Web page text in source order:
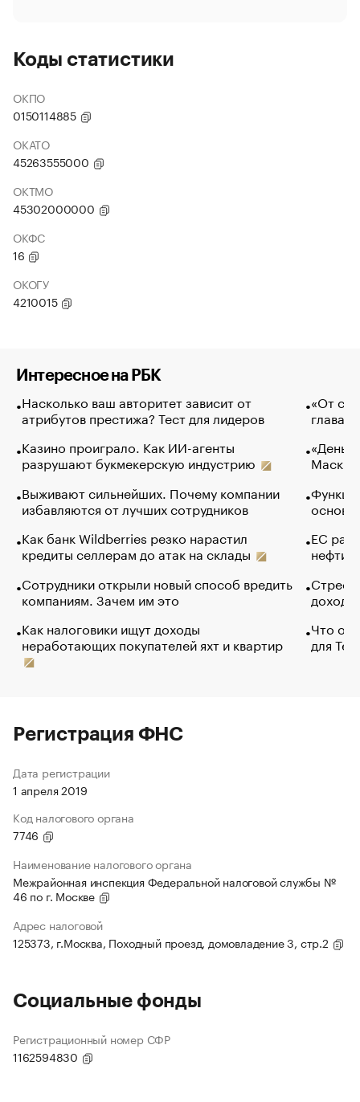
Коды статистики
ОКПО
0150114885
ОКАТО
45263555000
ОКТМО
45302000000
ОКФС
16
ОКОГУ
4210015
Интересное на РБК
Насколько ваш авторитет зависит от
атрибутов престижа? Тест для лидеров
Казино проиграло. Как ИИ-агенты
разрушают букмекерскую индустрию
Выживают сильнейших. Почему компании
избавляются от лучших сотрудников
Как банк Wildberries резко нарастил
кредиты селлерам до атак на склады
Сотрудники открыли новый способ вредить
компаниям. Зачем им это
Как налоговики ищут доходы
неработающих покупателей яхт и квартир
«От
глава
Маск в
основ
ЕС
нефти
Что
для
Регистрация ФНС
Дата регистрации
1 апреля 2019
Код налогового органа
7746
Наименование налогового органа
Межрайонная инспекция Федеральной налоговой службы №
46 по г. Москве
Адрес налоговой
125373, г.Москва, Походный проезд, домовладение 3, стр.2
Социальные фонды
Регистрационный номер СФР
1162594830